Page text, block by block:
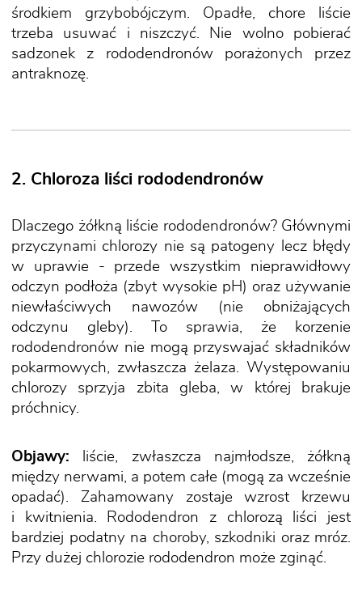
środkiem grzybobójczym. Opadłe, chore liście
trzeba usuwać i niszczyć. Nie wolno pobierać
sadzonek z rododendronów porażonych przez
antraknozę.
2. Chloroza liści rododendronów
Dlaczego żółkną liście rododendronów? Głównymi
przyczynami chlorozy nie są patogeny lecz błędy
w uprawie - przede wszystkim nieprawidłowy
odczyn podłoża (zbyt wysokie pH) oraz używanie
niewłaściwych nawozów (nie obniżających
odczynu gleby). To sprawia, że korzenie
rododendronów nie mogą przyswajać składników
pokarmowych, zwłaszcza żelaza. Występowaniu
chlorozy sprzyja zbita gleba, w której brakuje
próchnicy.
Objawy: liście, zwłaszcza najmłodsze, żółkną
między nerwami, a potem całe (mogą za wcześnie
opadać). Zahamowany zostaje wzrost krzewu
i kwitnienia. Rododendron z chlorozą liści jest
bardziej podatny na choroby, szkodniki oraz mróz.
Przy dużej chlorozie rododendron może zginąć.